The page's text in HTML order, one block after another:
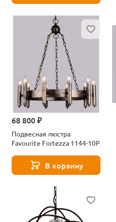
68 800 ₽
Подвесная люстра
Favourite Fortezza 1144-10P
В корзину